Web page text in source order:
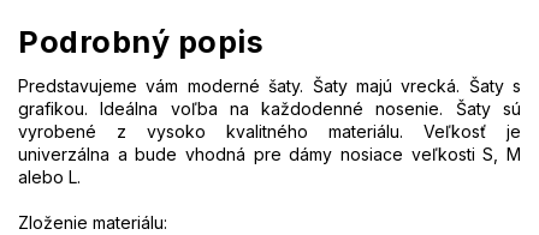
Podrobný popis
Predstavujeme vám moderné šaty. Šaty majú vrecká. Šaty s
grafikou. Ideálna voľba na každodenné nosenie. Šaty sú
vyrobené z vysoko kvalitného materiálu. Veľkosť je
univerzálna a bude vhodná pre dámy nosiace veľkosti S, M
alebo L.
Zloženie materiálu: